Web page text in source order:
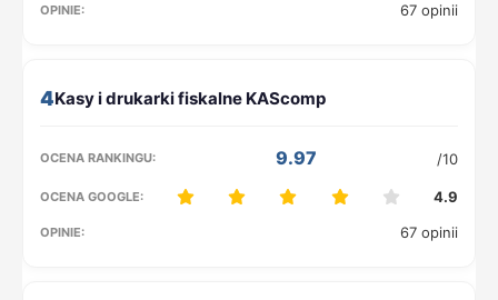
67 opinii
4
9.97 /10
4.9
67 opinii